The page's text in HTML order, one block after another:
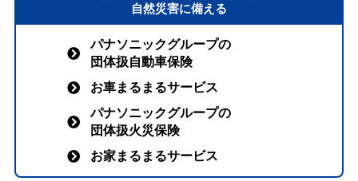
自然災害に備える
パナソニックグループの
団体扱自動車保険
お車まるまるサービス
パナソニックグループの
団体扱火災保険
お家まるまるサービス